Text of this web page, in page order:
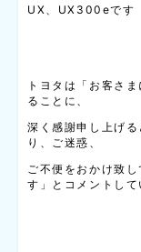
UX、UX300eです
トヨタは「お客さ
ることに、
深く感謝申し上げ
り、ご迷惑、
ご不便をおかけ致
す」とコメントして